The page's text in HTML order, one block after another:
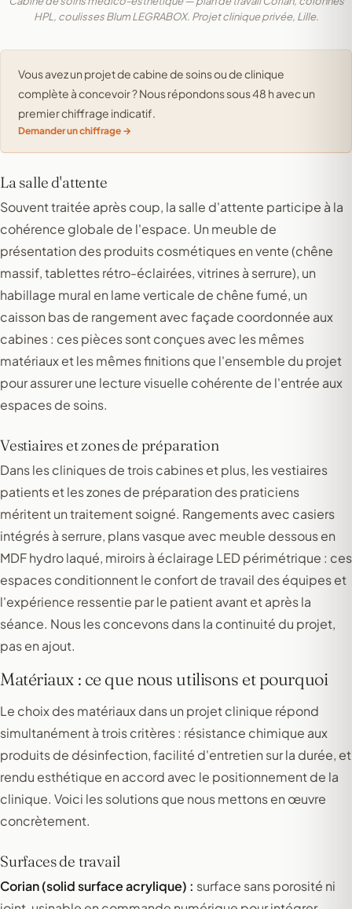
HPL, coulisses Blum LEGRABOX. Projet clinique privée, Lille.
Vous avez un projet de cabine de soins ou de clinique
complète à concevoir ? Nous répondons sous 48 h avec un
premier chiffrage indicatif.
Demander un chiffrage
La salle d'attente
Souvent traitée après coup, la salle d'attente participe à la
cohérence globale de l'espace. Un meuble de
présentation des produits cosmétiques en vente (chêne
massif, tablettes rétro-éclairées, vitrines à serrure), un
habillage mural en lame verticale de chêne fumé, un
caisson bas de rangement avec façade coordonnée aux
cabines : ces pièces sont conçues avec les mêmes
matériaux et les mêmes finitions que l'ensemble du projet
pour assurer une lecture visuelle cohérente de l'entrée aux
espaces de soins.
Vestiaires et zones de préparation
Dans les cliniques de trois cabines et plus, les vestiaires
patients et les zones de préparation des praticiens
méritent un traitement soigné. Rangements avec casiers
intégrés à serrure, plans vasque avec meuble dessous en
MDF hydro laqué, miroirs à éclairage LED périmétrique : ces
espaces conditionnent le confort de travail des équipes et
l'expérience ressentie par le patient avant et après la
séance. Nous les concevons dans la continuité du projet,
pas en ajout.
Matériaux : ce que nous utilisons et pourquoi
Le choix des matériaux dans un projet clinique répond
simultanément à trois critères : résistance chimique aux
produits de désinfection, facilité d'entretien sur la durée, et
rendu esthétique en accord avec le positionnement de la
clinique. Voici les solutions que nous mettons en œuvre
concrètement.
Surfaces de travail
Corian (solid surface acrylique) : surface sans porosité ni